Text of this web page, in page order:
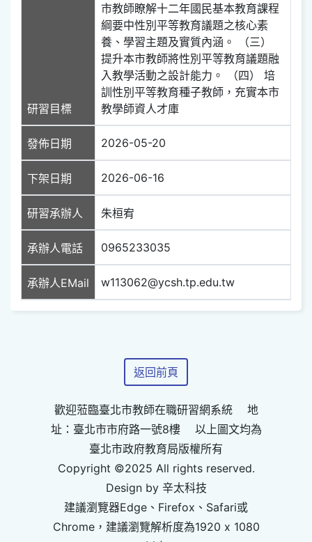
研習目標
市教師瞭解十二年國民基本教育課程
綱要中性別平等教育議題之核心素
養、學習主題及實質內涵。 （三）
提升本市教師將性別平等教育議題融
入教學活動之設計能力。 （四） 培
訓性別平等教育種子教師，充實本市
教學師資人才庫
發佈日期 2026-05-20
下架日期 2026-06-16
研習承辦人 朱桓宥
承辦人電話 0965233035
承辦人EMail w113062@ycsh.tp.edu.tw
返回前頁
歡迎蒞臨臺北市教師在職研習網系統 地
址：臺北市市府路一號8樓 以上圖文均為
臺北市政府教育局版權所有
Copyright ©2025 All rights reserved.
Design by 辛太科技
建議瀏覽器Edge、Firefox、Safari或
Chrome，建議瀏覽解析度為1920 x 1080